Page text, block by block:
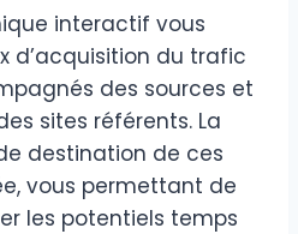
interactif vous
d’acquisition du trafic
des sources et
sites référents. La
destination de ces
vous permettant de
les potentiels temps